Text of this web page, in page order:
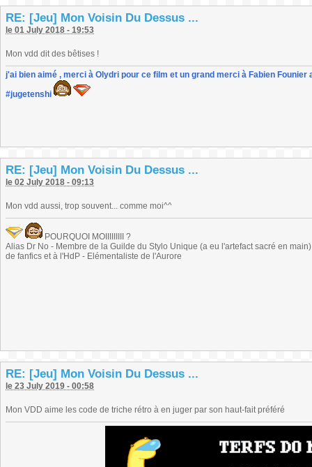
RE: [Jeu] Mon Voisin Du Dessus ...
le 01 July 2018 - 19:53
Mon vdd dit des bêtises !
j'ai bien aimé , merci à Olydri pour ce film et un grand merci à Fabien
#jugetenshi
RE: [Jeu] Mon Voisin Du Dessus ...
le 02 July 2018 - 09:13
Mon vdd aussi, trop souvent... comme moi^^
POURQUOI MOIIIIIIIII ?
Alias Dr No - Membre de la Guilde du Stylo Unique (a eu l'artefact sacré en
de fanfics et à l'HdP - Elémentaliste de l'Aurore
RE: [Jeu] Mon Voisin Du Dessus ...
le 23 July 2019 - 00:58
Mon VDD aime les code de triche rétro à en juger par son haut-fait préféré